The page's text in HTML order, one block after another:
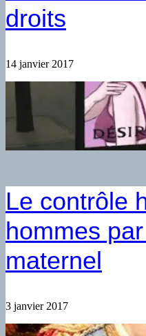
droits
14 janvier 2017
Le contrôle
hommes
maternel
3 janvier 2017